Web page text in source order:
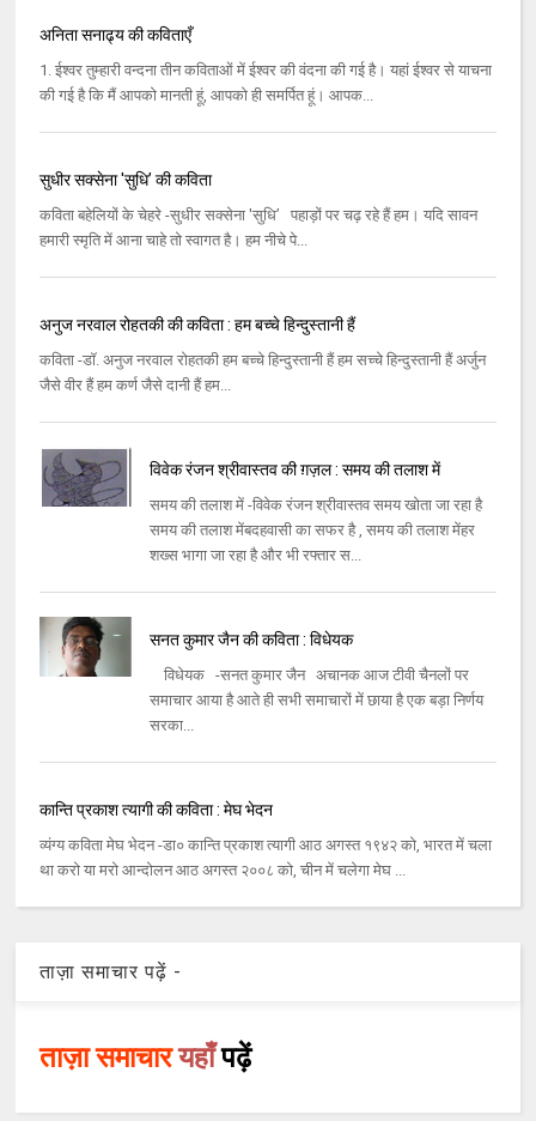
अनिता सनाढ्य की कविताएँ
1. ईश्वर तुम्हारी वन्दना तीन कविताओं में ईश्वर की वंदना की गई है। यहां ईश्वर से याचना
की गई है कि मैं आपको मानती हूं, आपको ही समर्पित हूं। आपक...
सुधीर सक्सेना 'सुधि’ की कविता
कविता बहेलियों के चेहरे -सुधीर सक्सेना 'सुधि’ पहाड़ों पर चढ़ रहे हैं हम। यदि सावन
हमारी स्मृति में आना चाहे तो स्वागत है। हम नीचे पे...
अनुज नरवाल रोहतकी की कविता : हम बच्चे हिन्दुस्तानी हैं
कविता -डॉ. अनुज नरवाल रोहतकी हम बच्चे हिन्दुस्तानी हैं हम सच्चे हिन्दुस्तानी हैं अर्जुन
जैसे वीर हैं हम कर्ण जैसे दानी हैं हम...
विवेक रंजन श्रीवास्तव की ग़ज़ल : समय की तलाश में
समय की तलाश में -विवेक रंजन श्रीवास्तव समय खोता जा रहा है
समय की तलाश मेंबदहवासी का सफर है , समय की तलाश मेंहर
शख्स भागा जा रहा है और भी रफ्तार स...
सनत कुमार जैन की कविता : विधेयक
विधेयक -सनत कुमार जैन अचानक आज टीवी चैनलों पर
समाचार आया है आते ही सभी समाचारों में छाया है एक बड़ा निर्णय
सरका...
कान्ति प्रकाश त्यागी की कविता : मेघ भेदन
व्यंग्य कविता मेघ भेदन -डा० कान्ति प्रकाश त्यागी आठ अगस्त १९४२ को, भारत में चला
था करो या मरो आन्दोलन आठ अगस्त २००८ को, चीन में चलेगा मेघ ...
ताज़ा समाचार पढ़ें -
ताज़ा समाचारयहाँपढ़ें